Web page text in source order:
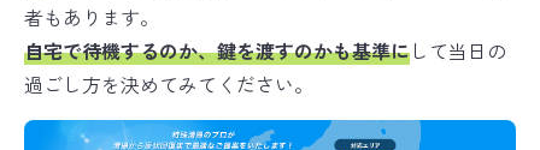
者もあります。
自宅で待機するのか、鍵を渡すのかも基準にして当日の
過ごし方を決めてみてください。